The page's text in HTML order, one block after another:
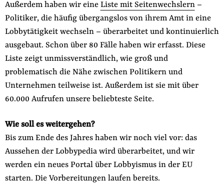
Außerdem haben wir eine Liste mit Seitenwechslern–
Politiker, die häufig übergangslos von ihrem Amt in eine
Lobbytätigkeit wechseln – überarbeitet und kontinuierlich
ausgebaut. Schon über 80 Fälle haben wir erfasst. Diese
Liste zeigt unmissverständlich, wie groß und
problematisch die Nähe zwischen Politikern und
Unternehmen teilweise ist. Außerdem ist sie mit über
60.000 Aufrufen unsere beliebteste Seite.
Wie soll es weitergehen?
Bis zum Ende des Jahres haben wir noch viel vor: das
Aussehen der Lobbypedia wird überarbeitet, und wir
werden ein neues Portal über Lobbyismus in der EU
starten. Die Vorbereitungen laufen bereits.